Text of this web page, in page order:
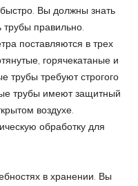
Вы должны знать
трубы правильно.
поставляются в трех
горячекатаные и
трубы требуют строгого
трубы имеют защитный
воздухе.
обработку для
в хранении. Вы